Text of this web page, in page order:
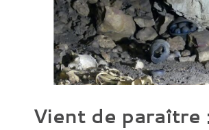
CPJ
“LANDSCAPE
ARCHAEOLOGY”,
PARIS
1-
UMR
ARSCAN
Vient de paraître